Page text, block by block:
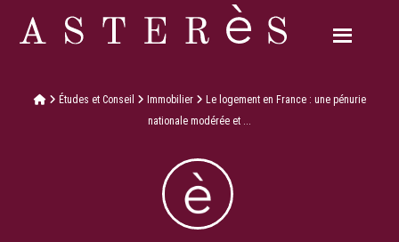
Études et Conseil Immobilier
Le logement en France : une pénurie
nationale modérée et ...